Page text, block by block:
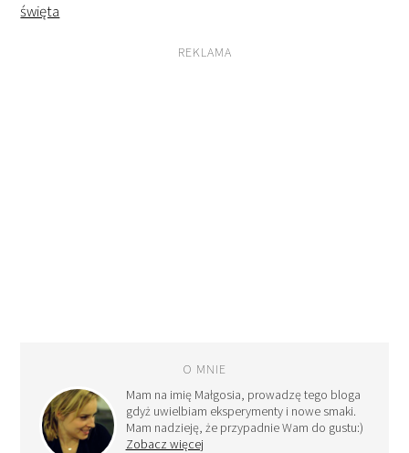
święta
REKLAMA
O MNIE
Mam na imię Małgosia, prowadzę tego bloga
gdyż uwielbiam eksperymenty i nowe smaki.
Mam nadzieję, że przypadnie Wam do gustu:)
Zobacz więcej